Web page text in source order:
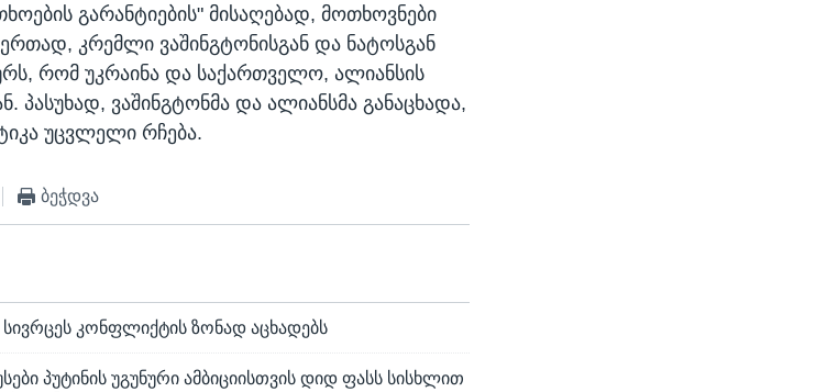
გარანტიების" მისაღებად, მოთხოვნები
ერთად, კრემლი ვაშინგტონისგან და ნატოსგან
რომ უკრაინა და საქართველო, ალიანსის
პასუხად, ვაშინგტონმა და ალიანსმა განაცხადა,
უცვლელი რჩება.
ბეჭდვა
კონფლიქტის ზონად აცხადებს
პუტინის უგუნური ამბიციისთვის დიდ ფასს სისხლით